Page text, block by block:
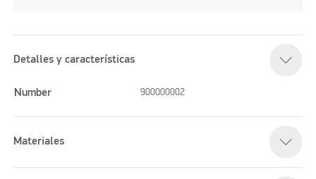
Detalles y características
Number 900000002
Materiales